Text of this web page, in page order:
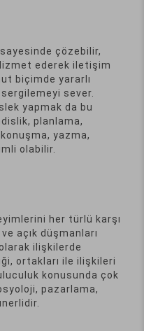
çözebilir,
ederek iletişim
biçimde yararlı
sever.
yapmak da bu
planlama,
yazma,
olabilir.
her türlü karşı
açık düşmanları
olarak ilişkilerde
ortakları ile ilişkileri
konusunda çok
pazarlama,